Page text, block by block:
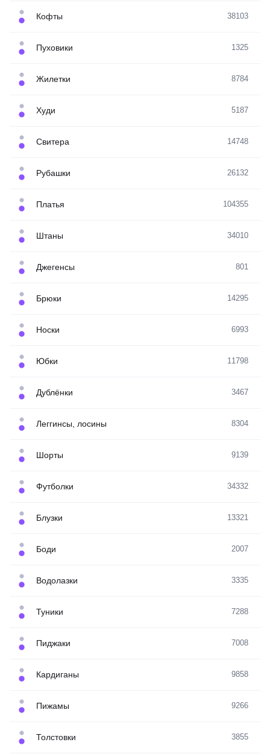
Кофты 38103
Пуховики 1325
Жилетки 8784
Худи 5187
Свитера 14748
Рубашки 26132
Платья 104355
Штаны 34010
Джегенсы 801
Брюки 14295
Носки 6993
Юбки 11798
Дублёнки 3467
Леггинсы, лосины 8304
Шорты 9139
Футболки 34332
Блузки 13321
Боди 2007
Водолазки 3335
Туники 7288
Пиджаки 7008
Кардиганы 9858
Пижамы 9266
Толстовки 3855